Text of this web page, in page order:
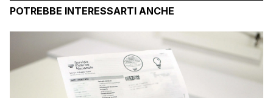
POTREBBE INTERESSARTI ANCHE